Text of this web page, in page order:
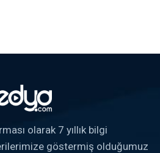
olarak 7 yıllık bilgi
göstermiş olduğumuz